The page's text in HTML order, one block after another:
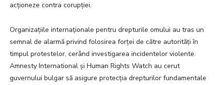
acționeze contra corupției.
Organizațiile internaționale pentru drepturile omului au tras un
semnal de alarmă privind folosirea forței de către autorități în
timpul protestelor, cerând investigarea incidentelor violente.
Amnesty International și Human Rights Watch au cerut
guvernului bulgar să asigure protecția drepturilor fundamentale